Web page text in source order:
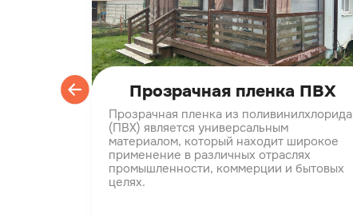
Прозрачная пленка ПВХ
Прозрачная пленка из поливинилхлорида
(ПВХ) является универсальным
материалом, который находит широкое
применение в различных отраслях
промышленности, коммерции и бытовых
целях.